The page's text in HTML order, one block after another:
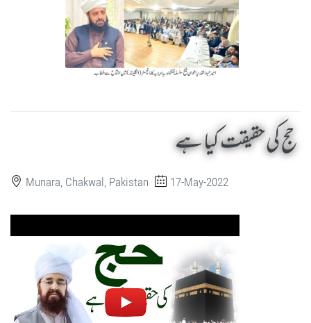
حج کی حقیقت کیا ہے
Munara, Chakwal, Pakistan 17-May-2022